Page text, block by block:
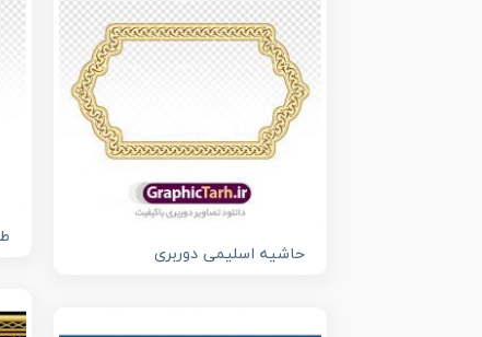
حاشیه اسلیمی دوربری